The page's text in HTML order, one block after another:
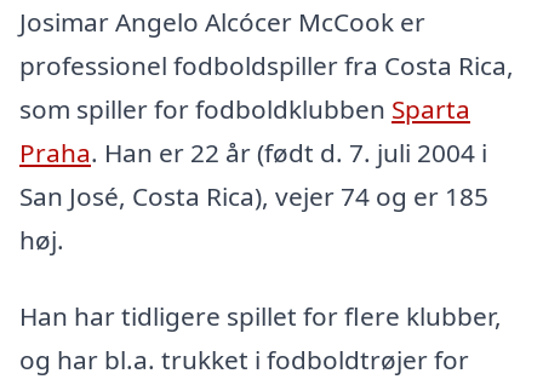
Josimar Angelo Alcócer McCook er
professionel fodboldspiller fra Costa Rica,
som spiller for fodboldklubben Sparta
Praha. Han er 22 år (født d. 7. juli 2004 i
San José, Costa Rica), vejer 74 og er 185
høj.
Han har tidligere spillet for flere klubber,
og har bl.a. trukket i fodboldtrøjer for